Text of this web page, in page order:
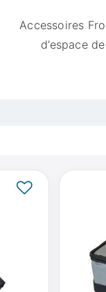
Accessoires
d’espace